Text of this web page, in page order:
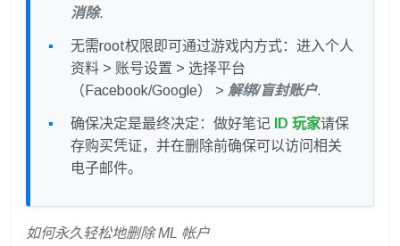
消除.
无需root权限即可通过游戏内方式：进入个人
资料 > 账号设置 > 选择平台
（Facebook/Google） > 解绑/盲封账户.
确保决定是最终决定：做好笔记 ID 玩家请保
存购买凭证，并在删除前确保可以访问相关
电子邮件。
如何永久轻松地删除 ML 帐户